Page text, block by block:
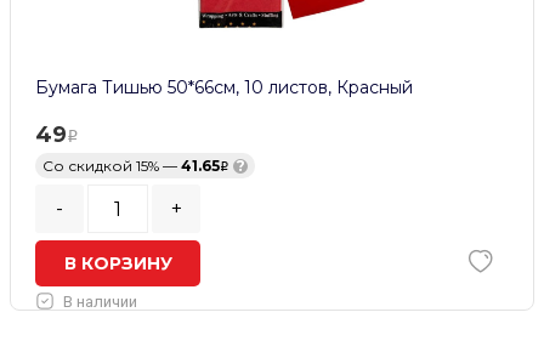
Бумага Тишью 50*66см, 10 листов, Красный
49
Со скидкой 15% — 41.65 ?
- +
В КОРЗИНУ
В наличии